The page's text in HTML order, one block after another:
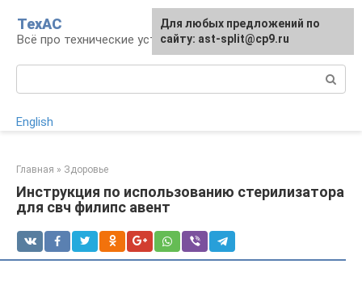
контенту
ТехАС
Всё про технические устройства
English
Главная » Здоровье
Инструкция по использованию стерилизатора
для свч филипс авент
Для любых предложений по
сайту: ast-split@cp9.ru